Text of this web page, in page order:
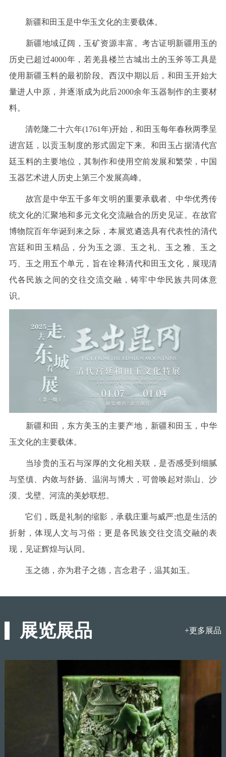
新疆和田玉是中华玉文化的主要载体。
新疆地域辽阔，玉矿资源丰富。考古证明新疆用玉的
历史已超过4000年，若羌县楼兰古城出土的玉斧等工具是
使用新疆玉料的最初阶段。西汉中期以后，和田玉开始大
量进人中原，并逐渐成为此后2000余年玉器制作的主要材
料。
清乾隆二十六年(1761年)开始，和田玉每年春秋两季呈
进宫廷，以贡玉制度的形式固定下来。和田玉占据清代宫
廷玉料的主要地位，其制作和使用空前发展和繁荣，中国
玉器艺术进人历史上第三个发展高峰。
故宫是中华五千多年文明的重要承载者、中华优秀传
统文化的汇聚地和多元文化交流融合的历史见证。在故官
博物院百年华诞到来之际，本展览遴选具有代表性的清代
宫廷和田玉精品，分为玉之源、玉之礼、玉之雅、玉之
巧、玉之用五个单元，旨在诠释清代和田玉文化，展现清
代各民族之间的交往交流交融，铸牢中华民族共同体意
识。
新疆和田，东方美玉的主要产地，新疆和田玉，中华
玉文化的主要载体。
当珍贵的玉石与深厚的文化相关联，是否感受到细腻
与坚缜、内敛与舒扬、温润与博大，可曾唤起对崇山、沙
漠、戈壁、河流的美妙联想。
它们，既是礼制的缩影，承载庄重与威严;也是生活的
折射，体现人文与习俗；更是各民族交往交流交融的表
现，见证辉煌与认同。
玉之德，亦为君子之德，言念君子，温其如玉。
展览展品 +更多展品